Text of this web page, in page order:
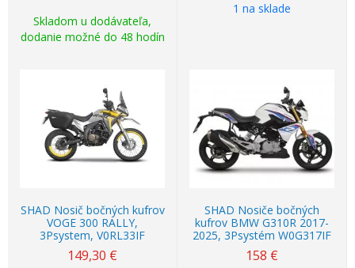
Skladom u dodávateľa,
dodanie možné do 48 hodín
1 na sklade
SHAD Nosič bočných kufrov
VOGE 300 RALLY,
3Psystem, V0RL33IF
149,30 €
SHAD Nosiče bočných
kufrov BMW G310R 2017-
2025, 3Psystém W0G317IF
158 €